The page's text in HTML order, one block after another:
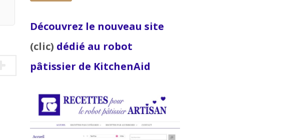
Découvrez le nouveau site
(clic) dédié au robot
pâtissier de KitchenAid